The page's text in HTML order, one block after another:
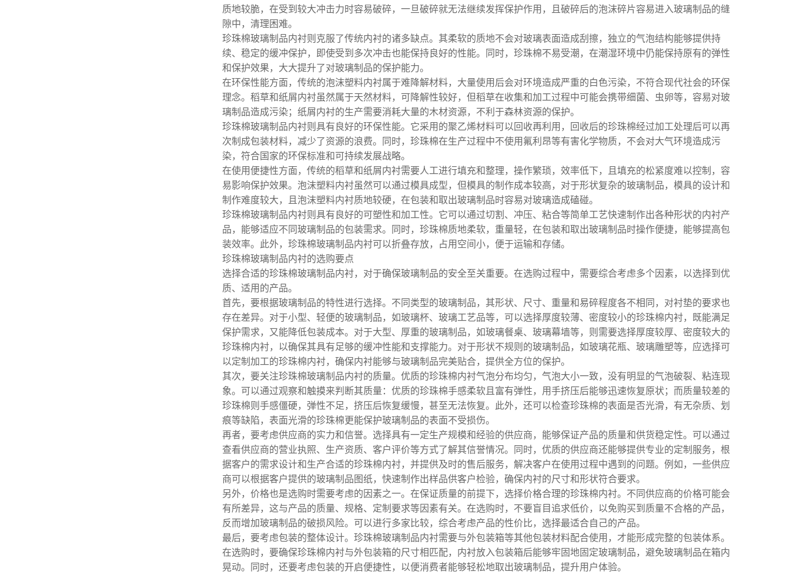
质地较脆，在受到较大冲击力时容易破碎，一旦破碎就无法继续发挥保护作用，且破碎后的泡沫碎片容易进入玻璃制品的缝
隙中，清理困难。
珍珠棉玻璃制品内衬则克服了传统内衬的诸多缺点。其柔软的质地不会对玻璃表面造成刮擦，独立的气泡结构能够提供持
续、稳定的缓冲保护，即使受到多次冲击也能保持良好的性能。同时，珍珠棉不易受潮，在潮湿环境中仍能保持原有的弹性
和保护效果，大大提升了对玻璃制品的保护能力。
在环保性能方面，传统的泡沫塑料内衬属于难降解材料，大量使用后会对环境造成严重的白色污染，不符合现代社会的环保
理念。稻草和纸屑内衬虽然属于天然材料，可降解性较好，但稻草在收集和加工过程中可能会携带细菌、虫卵等，容易对玻
璃制品造成污染；纸屑内衬的生产需要消耗大量的木材资源，不利于森林资源的保护。
珍珠棉玻璃制品内衬则具有良好的环保性能。它采用的聚乙烯材料可以回收再利用，回收后的珍珠棉经过加工处理后可以再
次制成包装材料，减少了资源的浪费。同时，珍珠棉在生产过程中不使用氟利昂等有害化学物质，不会对大气环境造成污
染，符合国家的环保标准和可持续发展战略。
在使用便捷性方面，传统的稻草和纸屑内衬需要人工进行填充和整理，操作繁琐，效率低下，且填充的松紧度难以控制，容
易影响保护效果。泡沫塑料内衬虽然可以通过模具成型，但模具的制作成本较高，对于形状复杂的玻璃制品，模具的设计和
制作难度较大，且泡沫塑料内衬质地较硬，在包装和取出玻璃制品时容易对玻璃造成磕碰。
珍珠棉玻璃制品内衬则具有良好的可塑性和加工性。它可以通过切割、冲压、粘合等简单工艺快速制作出各种形状的内衬产
品，能够适应不同玻璃制品的包装需求。同时，珍珠棉质地柔软，重量轻，在包装和取出玻璃制品时操作便捷，能够提高包
装效率。此外，珍珠棉玻璃制品内衬可以折叠存放，占用空间小，便于运输和存储。
珍珠棉玻璃制品内衬的选购要点
选择合适的珍珠棉玻璃制品内衬，对于确保玻璃制品的安全至关重要。在选购过程中，需要综合考虑多个因素，以选择到优
质、适用的产品。
首先，要根据玻璃制品的特性进行选择。不同类型的玻璃制品，其形状、尺寸、重量和易碎程度各不相同，对衬垫的要求也
存在差异。对于小型、轻便的玻璃制品，如玻璃杯、玻璃工艺品等，可以选择厚度较薄、密度较小的珍珠棉内衬，既能满足
保护需求，又能降低包装成本。对于大型、厚重的玻璃制品，如玻璃餐桌、玻璃幕墙等，则需要选择厚度较厚、密度较大的
珍珠棉内衬，以确保其具有足够的缓冲性能和支撑能力。对于形状不规则的玻璃制品，如玻璃花瓶、玻璃雕塑等，应选择可
以定制加工的珍珠棉内衬，确保内衬能够与玻璃制品完美贴合，提供全方位的保护。
其次，要关注珍珠棉玻璃制品内衬的质量。优质的珍珠棉内衬气泡分布均匀，气泡大小一致，没有明显的气泡破裂、粘连现
象。可以通过观察和触摸来判断其质量：优质的珍珠棉手感柔软且富有弹性，用手挤压后能够迅速恢复原状；而质量较差的
珍珠棉则手感僵硬，弹性不足，挤压后恢复缓慢，甚至无法恢复。此外，还可以检查珍珠棉的表面是否光滑，有无杂质、划
痕等缺陷，表面光滑的珍珠棉更能保护玻璃制品的表面不受损伤。
再者，要考虑供应商的实力和信誉。选择具有一定生产规模和经验的供应商，能够保证产品的质量和供货稳定性。可以通过
查看供应商的营业执照、生产资质、客户评价等方式了解其信誉情况。同时，优质的供应商还能够提供专业的定制服务，根
据客户的需求设计和生产合适的珍珠棉内衬，并提供及时的售后服务，解决客户在使用过程中遇到的问题。例如，一些供应
商可以根据客户提供的玻璃制品图纸，快速制作出样品供客户检验，确保内衬的尺寸和形状符合要求。
另外，价格也是选购时需要考虑的因素之一。在保证质量的前提下，选择价格合理的珍珠棉内衬。不同供应商的价格可能会
有所差异，这与产品的质量、规格、定制要求等因素有关。在选购时，不要盲目追求低价，以免购买到质量不合格的产品，
反而增加玻璃制品的破损风险。可以进行多家比较，综合考虑产品的性价比，选择最适合自己的产品。
最后，要考虑包装的整体设计。珍珠棉玻璃制品内衬需要与外包装箱等其他包装材料配合使用，才能形成完整的包装体系。
在选购时，要确保珍珠棉内衬与外包装箱的尺寸相匹配，内衬放入包装箱后能够牢固地固定玻璃制品，避免玻璃制品在箱内
晃动。同时，还要考虑包装的开启便捷性，以便消费者能够轻松地取出玻璃制品，提升用户体验。